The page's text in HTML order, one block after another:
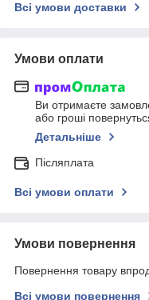
Всі умови доставки
Умови оплати
Ви отримаєте
або гроші
Детальніше
Післяплата
Всі умови оплати
Умови повернення
Повернення товару
Всі умови повернення